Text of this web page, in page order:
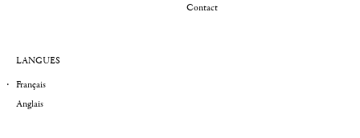
Contact
LANGUES
Français
Anglais